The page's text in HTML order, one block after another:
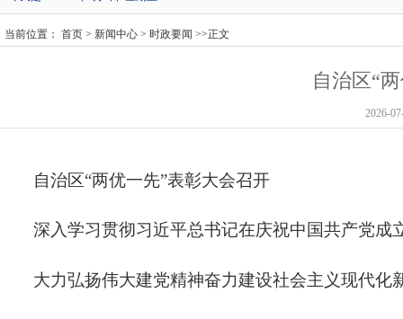
当前位置： 首页 > 新闻中心 > 时政要闻 >>正文
自治区“
2026-
自治区“两优一先”表彰大会召开
深入学习贯彻习近平总书记在庆祝中国共产党成
大力弘扬伟大建党精神奋力建设社会主义现代化